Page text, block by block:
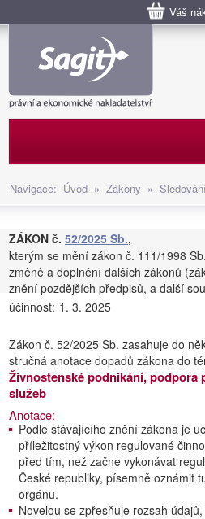
Váš
Navigace: Úvod » Zákony »
ZÁKON č. 52/2025 Sb.,
kterým se mění zákon č. 111/1998
změně a doplnění dalších zákonů
znění pozdějších předpisů, a další
účinnost: 1. 3. 2025
Zákon č. 52/2025 Sb. zasahuje do
stručná anotace dopadů zákona do
Živnostenské podnikání, podpora
služeb
Anotace:
Podle stávajícího znění zákona je
příležitostný výkon regulované
před tím, než začne vykonávat
České republiky, písemně oznámit
orgánu.
Novelou se zpřesňuje rozsah